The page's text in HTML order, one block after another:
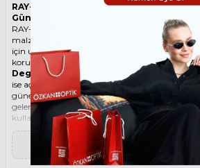
RAY-BAN Scuderia Ferrari 3703M
Güneş Gözlüğü
RAY-BAN ikonik Geometrik Metal güneş
malzemesi ile göz alıcı bir aksesuar. Hem
için uygun olan bu güneş gözlüğü, güneşin
korunmanızı sağlarken, stilinizi de yansıtır.
Degradeli güneş gözlüğü, camın üst
ise açık renkli olduğu bir güneş gözlüğü
güneş ışınlarının yüzünüze çarpmasını
gelen ışığı daha net görmenizi sağlar.
kullanmak, hem görüş kalitenizi artırır hem de
Ürün Faydaları
• RAY-BAN Scuderia Ferrari 3703M F03011 51
gözlüğü, yüksek kaliteli Metal çerçeveye ve
malzemeler, güneş gözlüğünüzün uzun
▼ Devamını Oku